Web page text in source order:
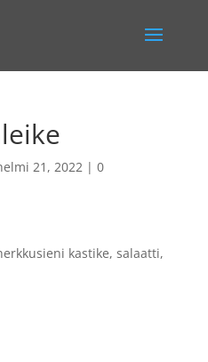
21, 2022| 0
kastike, salaatti,